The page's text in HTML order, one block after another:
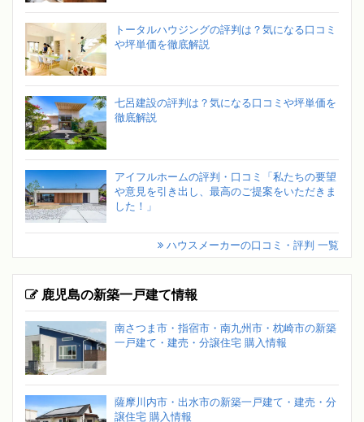
トータルハウジングの評判は？気になる口コミ
や坪単価を徹底解説
七呂建設の評判は？気になる口コミや坪単価を
徹底解説
アイフルホームの評判・口コミ「私たちの要望
や意見を引き出し、最高のご提案をいただきま
した！」
ハウスメーカーの口コミ・評判 一覧
鹿児島の新築一戸建て情報
南さつま市・指宿市・南九州市・枕崎市の新築
一戸建て・建売・分譲住宅 購入情報
薩摩川内市・出水市の新築一戸建て・建売・分
譲住宅 購入情報